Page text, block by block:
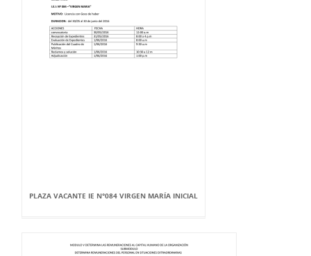
PLAZA VACANTE IE N°084 VIRGEN MARÍA INICIAL